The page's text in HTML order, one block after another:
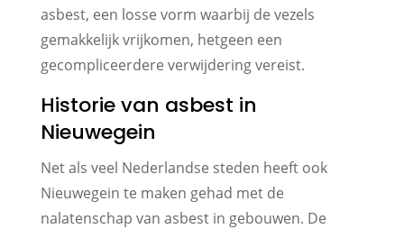
asbest, een losse vorm waarbij de vezels
gemakkelijk vrijkomen, hetgeen een
gecompliceerdere verwijdering vereist.
Historie van asbest in
Nieuwegein
Net als veel Nederlandse steden heeft ook
Nieuwegein te maken gehad met de
nalatenschap van asbest in gebouwen. De